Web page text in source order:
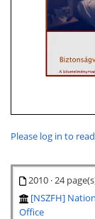
Please log in to
2010 · 24
[NSZFH]
Office